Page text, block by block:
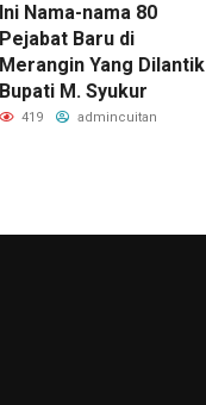
Ini Nama-nama 80
Pejabat Baru di
Merangin Yang Dilantik
Bupati M. Syukur
419 admincuitan